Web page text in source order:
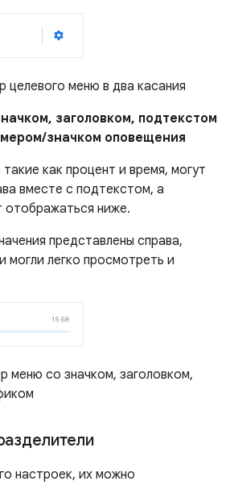
целевого меню в два касания
заголовком, подтекстом
значком оповещения
как процент и время, могут
вместе с подтекстом, а
отображаться ниже.
представлены справа,
могли легко просмотреть и
меню со значком, заголовком,
настроек, их можно